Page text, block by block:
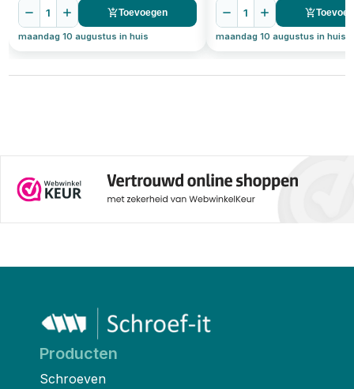
1 Toevoegen
maandag 10 augustus in huis
1
maandag 10 augustus in huis
Producten
Schroeven